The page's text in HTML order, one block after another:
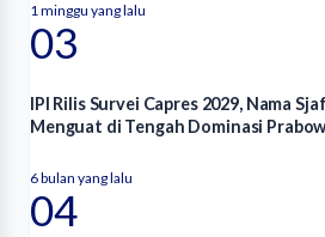
1 minggu yang lalu
03
IPI Rilis Survei Capres 2029, Nama
Menguat di Tengah Dominasi
6 bulan yang lalu
04